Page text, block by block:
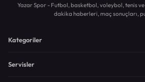
Yazar Spor - Futbol, basketbol, voleybol, tenis
dakika haberleri, maç sonuçları,
Kategoriler
Servisler